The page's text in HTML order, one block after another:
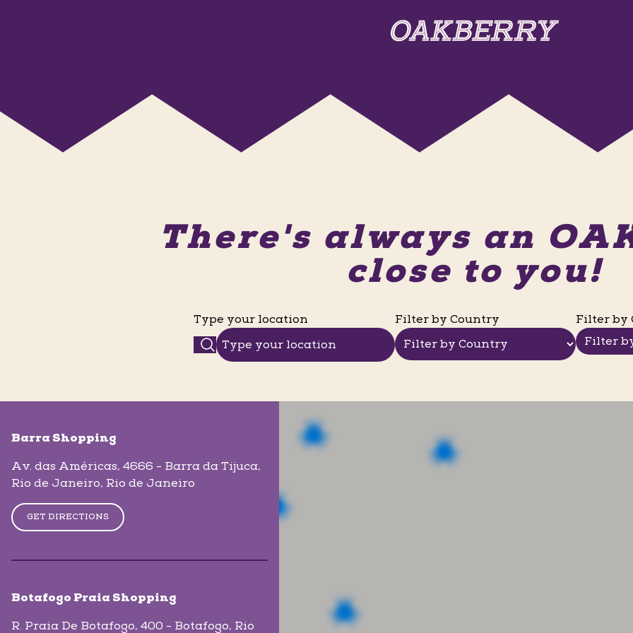
There's always an
close to you!
Type your location Filter by Country Filter by
Barra Shopping
Av. das Américas, 4666 - Barra da Tijuca,
Rio de Janeiro, Rio de Janeiro
GET DIRECTIONS
Botafogo Praia Shopping
R. Praia De Botafogo, 400 - Botafogo, Rio